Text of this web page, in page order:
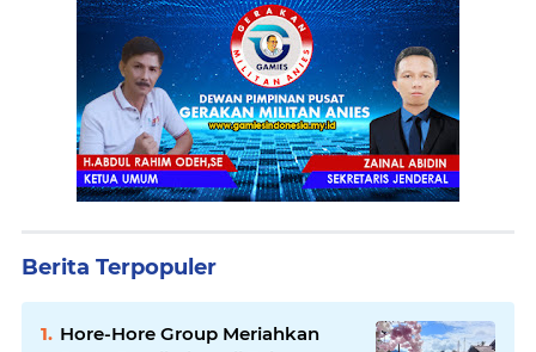
Berita Terpopuler
Hore-Hore Group Meriahkan